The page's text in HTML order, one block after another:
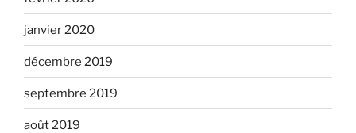
janvier 2020
décembre 2019
septembre 2019
août 2019